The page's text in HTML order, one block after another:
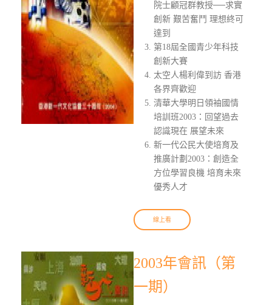
院士顧冠群教授──求實
創新 艱苦奮鬥 理想終可
達到
第18屆全國青少年科技
創新大賽
太空人楊利偉到訪 香港
各界齊歡迎
清華大學明日領袖國情
培訓班2003：回望過去
認識現在 展望未來
新一代公民大使培育及
推廣計劃2003：創造全
方位學習良機 培育未來
優秀人才
線上看
2003年會訊（第
一期）